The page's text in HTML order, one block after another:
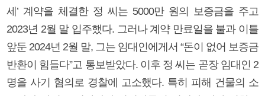
세’ 계약을 체결한 정 씨는 5000만 원의 보증금을 주고
2023년 2월 말 입주했다. 그러나 계약 만료일을 불과 이틀
앞둔 2024년 2월 말, 그는 임대인에게서 “돈이 없어 보증금
반환이 힘들다”고 통보받았다. 이후 정 씨는 곧장 임대인 2
명을 사기 혐의로 경찰에 고소했다. 특히 피해 건물의 소